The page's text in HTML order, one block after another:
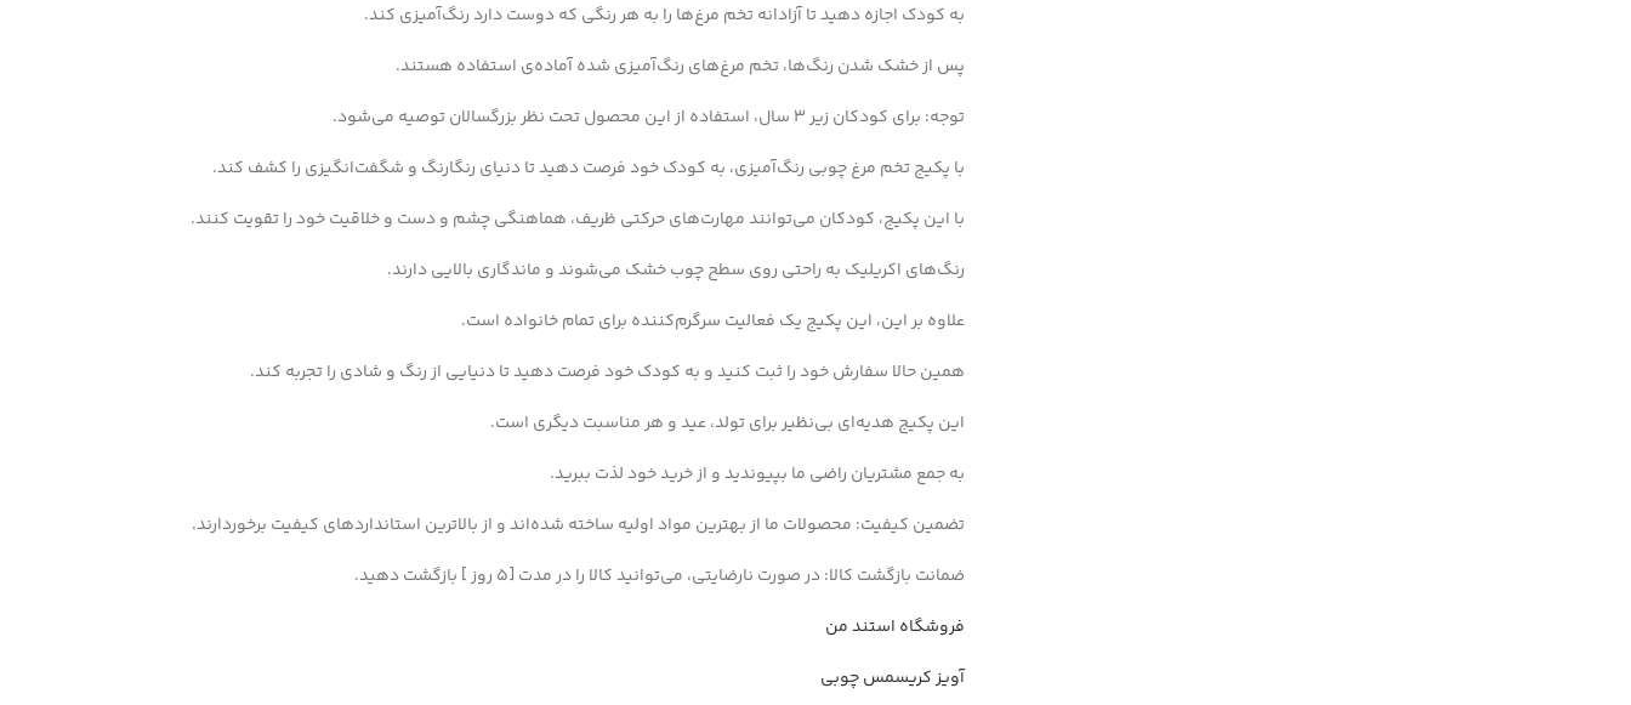
به کودک اجازه دهید تا آزادانه تخم مرغ‌ها را به هر رنگی که دوست دارد رنگ‌آمیزی کند.
پس از خشک شدن رنگ‌ها، تخم مرغ‌های رنگ‌آمیزی شده آماده‌ی استفاده هستند.
توجه: برای کودکان زیر 3 سال، استفاده از این محصول تحت نظر بزرگسالان توصیه می‌شود.
با پکیج تخم مرغ چوبی رنگ‌آمیزی، به کودک خود فرصت دهید تا دنیای رنگارنگ و شگفت‌انگیزی را کشف کند.
با این پکیج، کودکان می‌توانند مهارت‌های حرکتی ظریف، هماهنگی چشم و دست و خلاقیت خود را تقویت کنند.
رنگ‌های اکریلیک به راحتی روی سطح چوب خشک می‌شوند و ماندگاری بالایی دارند.
علاوه بر این، این پکیج یک فعالیت سرگرم‌کننده برای تمام خانواده است.
همین حالا سفارش خود را ثبت کنید و به کودک خود فرصت دهید تا دنیایی از رنگ و شادی را تجربه کند.
این پکیج هدیه‌ای بی‌نظیر برای تولد، عید و هر مناسبت دیگری است.
به جمع مشتریان راضی ما بپیوندید و از خرید خود لذت ببرید.
تضمین کیفیت: محصولات ما از بهترین مواد اولیه ساخته شده‌اند و از بالاترین استانداردهای کیفیت برخوردارند.
ضمانت بازگشت کالا: در صورت نارضایتی، می‌توانید کالا را در مدت [5 روز ] بازگشت دهید.
فروشگاه استند من
آویز کریسمس چوبی